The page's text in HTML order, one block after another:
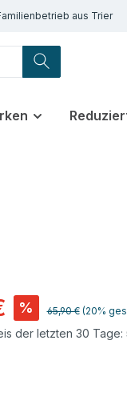
aus Trier
% Regulärer Preis:
65,90 € (20%
der letzten 30 Tage: